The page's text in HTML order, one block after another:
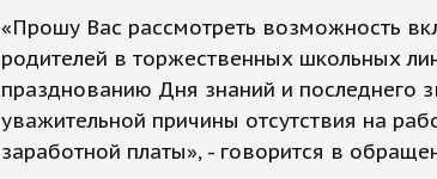
«Прошу Вас рассмотреть возможность
родителей в торжественных школьных
празднованию Дня знаний и последнего
уважительной причины отсутствия на
заработной платы», - говорится в